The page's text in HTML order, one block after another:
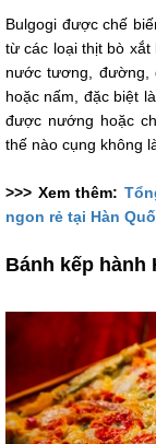
Bulgogi được chế
từ các loại thịt bò
nước tương, đường,
hoặc nấm, đặc biệt
được nướng hoặc
thế nào cụng không
>>> Xem thêm:
ngon rẻ tại Hàn
Bánh kếp hành